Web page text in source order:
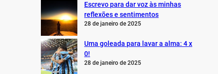
Escrevo para dar voz às minhas
reflexões e sentimentos
28 de janeiro de 2025
Uma goleada para lavar a alma: 4 x
0!
28 de janeiro de 2025